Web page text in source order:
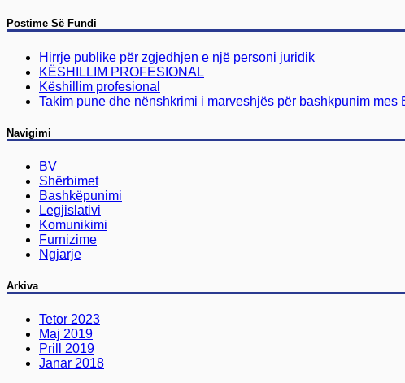
Postime Së Fundi
Hirrje publike për zgjedhjen e një personi juridik
KËSHILLIM PROFESIONAL
Këshillim profesional
Takim pune dhe nënshkrimi i marveshjës për bashkpunim
Navigimi
BV
Shërbimet
Bashkëpunimi
Legjislativi
Komunikimi
Furnizime
Ngjarje
Arkiva
Tetor 2023
Maj 2019
Prill 2019
Janar 2018